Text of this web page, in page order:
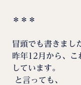
＊＊＊
冒頭でも書きまし
昨年12月から、こ
しています。
と言っても、